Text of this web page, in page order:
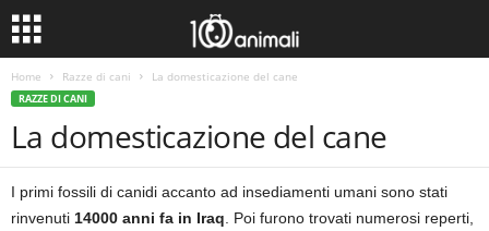
Home Razze di cani La domesticazione del cane
RAZZE DI CANI
La domesticazione del cane
I primi fossili di canidi accanto ad insediamenti umani sono stati
rinvenuti 14000 anni fa in Iraq . Poi furono trovati numerosi reperti,